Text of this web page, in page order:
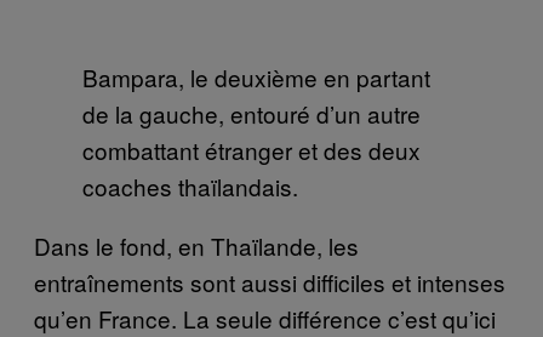
Bampara, le deuxième en partant
de la gauche, entouré d’un autre
combattant étranger et des deux
coaches thaïlandais.
Dans le fond, en Thaïlande, les
entraînements sont aussi difficiles et intenses
qu’en France. La seule différence c’est qu’ici